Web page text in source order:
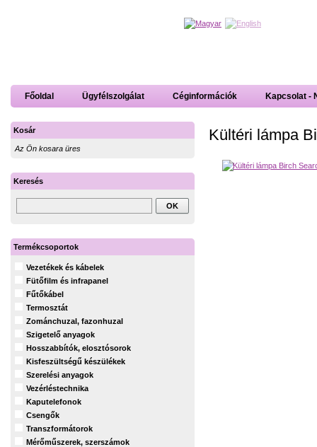
Főoldal Ügyfélszolgálat Céginformációk Kapcsolat -
Kültéri lámpa
Kosár
Az Ön kosara üres
Keresés
Termékcsoportok
Vezetékek és kábelek
Fütőfilm és infrapanel
Fűtőkábel
Termosztát
Zománchuzal, fazonhuzal
Szigetelő anyagok
Hosszabbítók, elosztósorok
Kisfeszültségű készülékek
Szerelési anyagok
Vezérléstechnika
Kaputelefonok
Csengők
Transzformátorok
Mérőműszerek, szerszámok